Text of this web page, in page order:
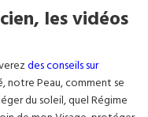
les vidéos
des conseils sur
notre Peau, comment se
du soleil, quel Régime